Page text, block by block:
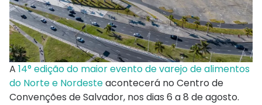
A 14° edição do maior evento de varejo de alimentos
do Norte e Nordesteacontecerá no Centro de
Convenções de Salvador, nos dias 6 a 8 de agosto.